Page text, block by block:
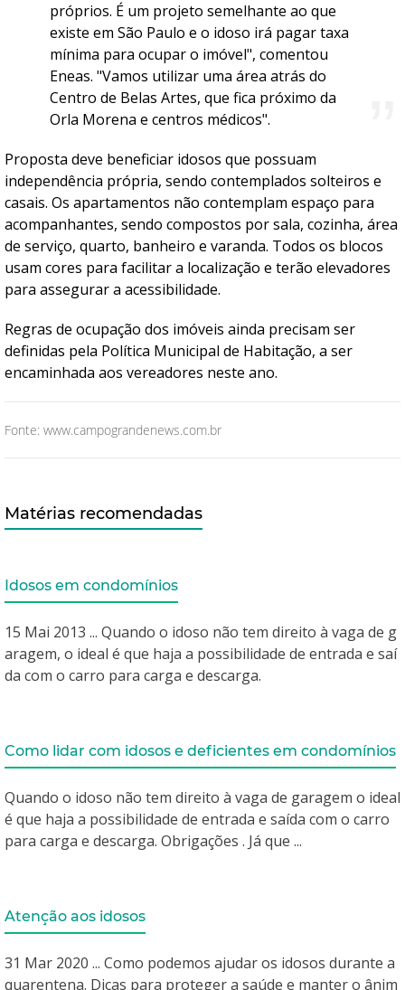
próprios. É um projeto semelhante ao que
existe em São Paulo e o idoso irá pagar taxa
mínima para ocupar o imóvel", comentou
Eneas. "Vamos utilizar uma área atrás do
Centro de Belas Artes, que fica próximo da
Orla Morena e centros médicos".
Proposta deve beneficiar idosos que possuam
independência própria, sendo contemplados solteiros e
casais. Os apartamentos não contemplam espaço para
acompanhantes, sendo compostos por sala, cozinha, área
de serviço, quarto, banheiro e varanda. Todos os blocos
usam cores para facilitar a localização e terão elevadores
para assegurar a acessibilidade.
Regras de ocupação dos imóveis ainda precisam ser
definidas pela Política Municipal de Habitação, a ser
encaminhada aos vereadores neste ano.
Fonte: www.campograndenews.com.br
Matérias recomendadas
Idosos em condomínios
15 Mai 2013 ... Quando o idoso não tem direito à vaga de g
aragem, o ideal é que haja a possibilidade de entrada e saí
da com o carro para carga e descarga.
Como lidar com idosos e deficientes em condomínios
Quando o idoso não tem direito à vaga de garagem o ideal
é que haja a possibilidade de entrada e saída com o carro
para carga e descarga. Obrigações . Já que ...
Atenção aos idosos
31 Mar 2020 ... Como podemos ajudar os idosos durante a
quarentena. Dicas para proteger a saúde e manter o ânim